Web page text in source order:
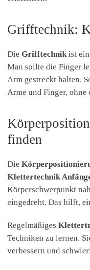
Grifftechnik:
Die Grifftechnikist ein
Man sollte die Finger
Arm gestreckt halten.
Arme und Finger, ohne
finden
Die
Klettertechnik
Körperschwerpunkt
eingedreht. Das hilft,
Regelmäßiges
Techniken zu lernen.
verbessern und